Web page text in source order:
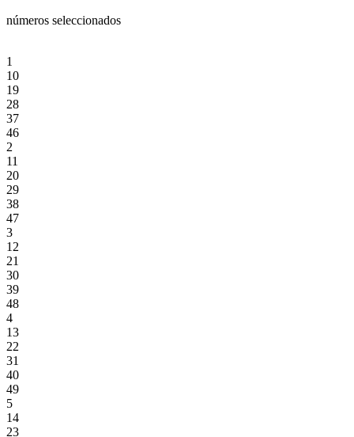
números seleccionados
1
10
19
28
37
46
2
11
20
29
38
47
3
12
21
30
39
48
4
13
22
31
40
49
5
14
23